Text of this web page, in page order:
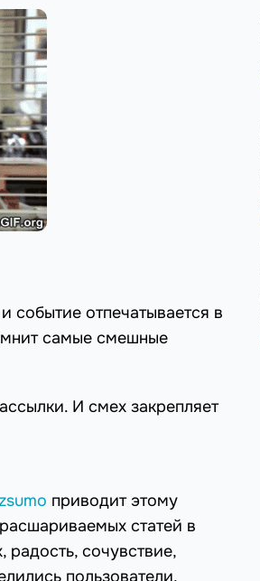
отпечатывается в
самые смешные
И смех закрепляет
приводит этому
статей в
сочувствие,
пользователи,